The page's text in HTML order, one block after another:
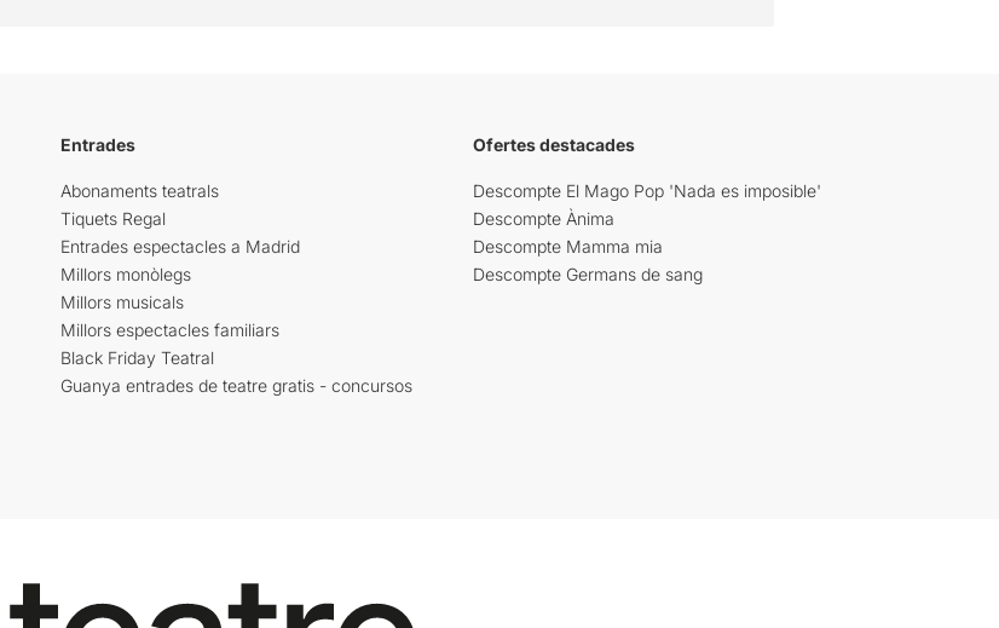
Entrades
Abonaments teatrals
Tiquets Regal
Entrades espectacles a Madrid
Millors monòlegs
Millors musicals
Millors espectacles familiars
Black Friday Teatral
Guanya entrades de teatre gratis - concursos
Ofertes destacades
Descompte El Mago Pop 'Nada es imposible'
Descompte Ànima
Descompte Mamma mia
Descompte Germans de sang